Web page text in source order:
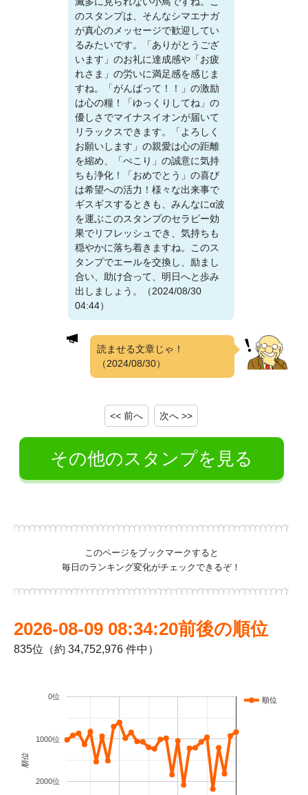
のスタンプは、そんなシマエナガ
が真心のメッセージで歓迎してい
るみたいです。「ありがとうござ
います」のお礼に達成感や「お疲
れさま」の労いに満足感を感じま
すね。「がんばって！！」の激励
は心の糧！「ゆっくりしてね」の
優しさでマイナスイオンが届いて
リラックスできます。「よろしく
お願いします」の親愛は心の距離
を縮め、「ぺこり」の誠意に気持
ちも浄化！「おめでとう」の喜び
は希望への活力！様々な出来事で
ギスギスするときも、みんなにα波
を運ぶこのスタンプのセラピー効
果でリフレッシュでき、気持ちも
穏やかに落ち着きますね。このス
タンプでエールを交換し、励まし
合い、助け合って、明日へと歩み
出しましょう。（2024/08/30
04:44）
読ませる文章じゃ！
（2024/08/30）
<< 前へ 次へ >>
その他のスタンプを見る
このページをブックマークすると
毎日のランキング変化がチェックできるぞ！
2026-08-09 08:34:20前後の順位
835位（約 34,752,976 件中）
順位
0位
1000位
2000位
順位